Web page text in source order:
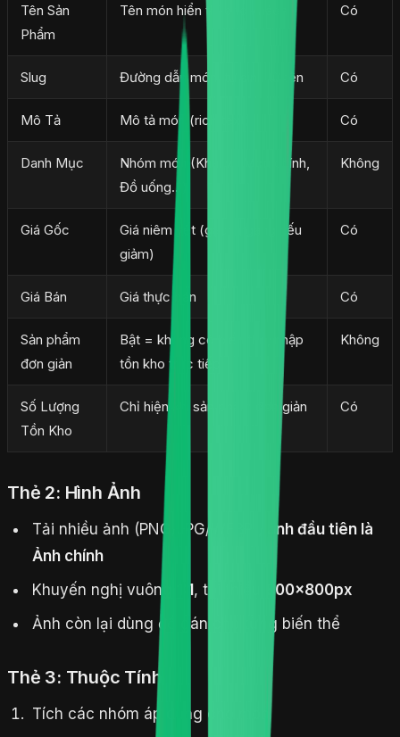
Tên Sản
Phẩm
Tên món hiển thị cho khách Có
Slug Đường dẫn món, tự sinh từ tên Có
Mô Tả Mô tả món (rich text) Có
Danh Mục
Nhóm món (Khai vị, Món chính,
Đồ uống...)
Không
Giá Gốc
Giá niêm yết (gạch ngang nếu
giảm)
Có
Giá Bán Giá thực bán Có
Sản phẩm
đơn giản
Bật = không có biến thể, nhập
tồn kho trực tiếp
Không
Số Lượng
Tồn Kho
Chỉ hiện khi sản phẩm đơn giản Có
Thẻ 2: Hình Ảnh
Tải nhiều ảnh (PNG/JPG/WEBP),
ảnh đầu tiên là
Ảnh chính
Khuyến nghị vuông
1:1, tối thiểu
800×800px
Ảnh còn lại dùng để gán cho từng biến thể
Thẻ 3: Thuộc Tính
Tích các nhóm áp dụng cho món